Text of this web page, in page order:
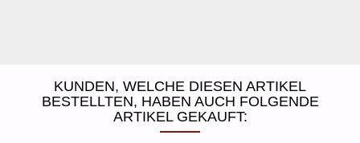
KUNDEN, WELCHE DIESEN ARTIKEL
BESTELLTEN, HABEN AUCH FOLGENDE
ARTIKEL GEKAUFT: